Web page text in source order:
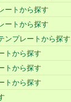
ートから探す
ートから探す
ンプレートから探す
トから探す
トから探す
トから探す